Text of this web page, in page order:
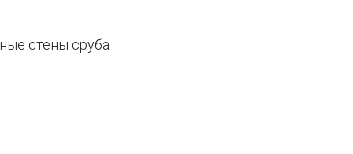
стены сруба